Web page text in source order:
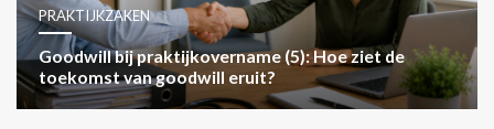
PRAKTIJKZAKEN
Goodwill bij praktijkovername (5): Hoe ziet de
toekomst van goodwill eruit?